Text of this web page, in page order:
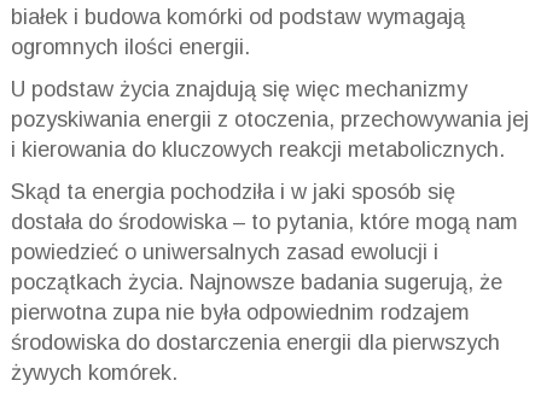
białek i budowa komórki od podstaw wymagają
ogromnych ilości energii.
U podstaw życia znajdują się więc mechanizmy
pozyskiwania energii z otoczenia, przechowywania jej
i kierowania do kluczowych reakcji metabolicznych.
Skąd ta energia pochodziła i w jaki sposób się
dostała do środowiska – to pytania, które mogą nam
powiedzieć o uniwersalnych zasad ewolucji i
początkach życia. Najnowsze badania sugerują, że
pierwotna zupa nie była odpowiednim rodzajem
środowiska do dostarczenia energii dla pierwszych
żywych komórek.